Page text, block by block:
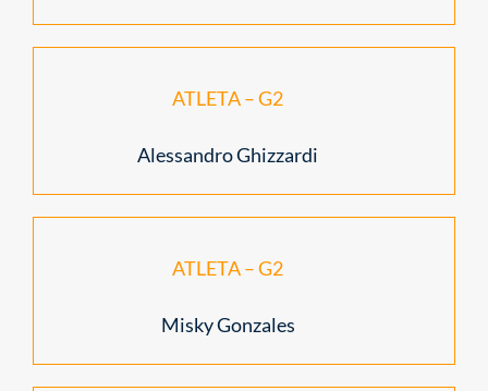
ATLETA – G2
Alessandro Ghizzardi
ATLETA – G2
Misky Gonzales